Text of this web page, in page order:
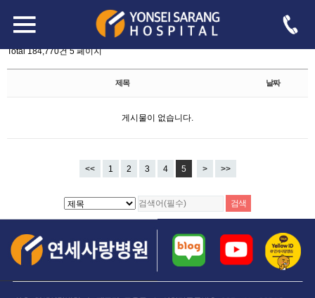
자유게시판
Total 184,770건5 페이지
제목 날짜
게시물이 없습니다.
<< 1 2 3 4 5 > >>